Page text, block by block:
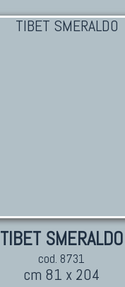
TIBET SMERALDO
cod. 8731
cm 81 x 204